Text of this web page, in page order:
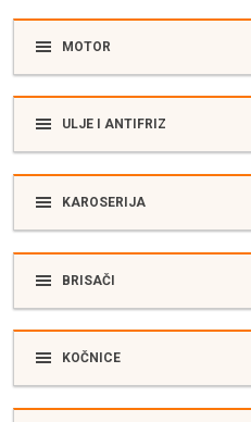
MOTOR
ULJE I ANTIFRIZ
KAROSERIJA
BRISAČI
KOČNICE